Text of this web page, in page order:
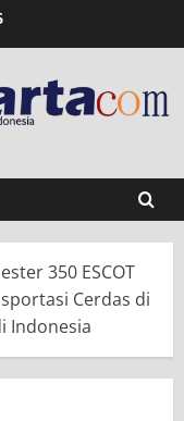
350 ESCOT
Cerdas di
Indonesia